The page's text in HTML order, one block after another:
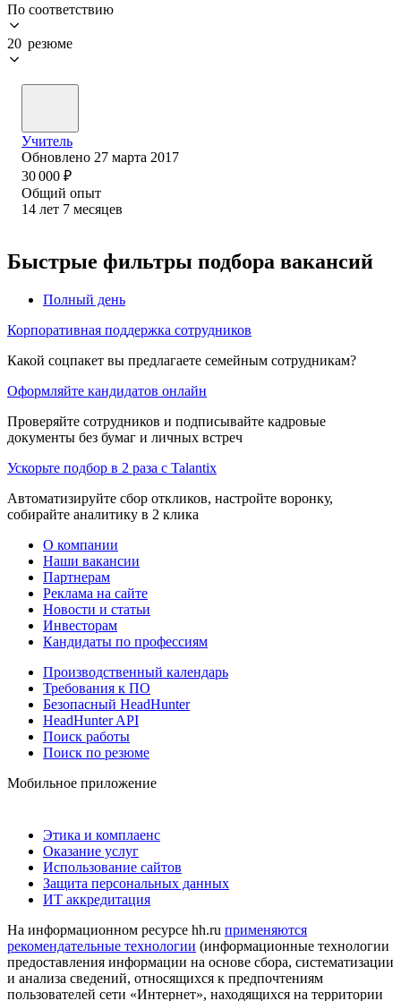
По соответствию
20 резюме
Учитель
Обновлено 27 марта 2017
30 000 ₽
Общий опыт
14 лет 7 месяцев
Быстрые фильтры подбора вакансий
Полный день
Корпоративная поддержка сотрудников
Какой соцпакет вы предлагаете семейным сотрудникам?
Оформляйте кандидатов онлайн
Проверяйте сотрудников и подписывайте кадровые
документы без бумаг и личных встреч
Ускорьте подбор в 2 раза с Talantix
Автоматизируйте сбор откликов, настройте воронку,
собирайте аналитику в 2 клика
О компании
Наши вакансии
Партнерам
Реклама на сайте
Новости и статьи
Инвесторам
Кандидаты по профессиям
Производственный календарь
Требования к ПО
Безопасный HeadHunter
HeadHunter API
Поиск работы
Поиск по резюме
Мобильное приложение
Этика и комплаенс
Оказание услуг
Использование сайтов
Защита персональных данных
ИТ аккредитация
На информационном ресурсе hh.ru применяются
рекомендательные технологии (информационные технологии
предоставления информации на основе сбора, систематизации
и анализа сведений, относящихся к предпочтениям
пользователей сети «Интернет», находящихся на территории